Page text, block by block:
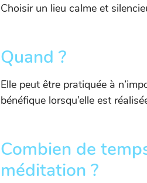
Choisir un lieu calme et
Quand ?
Elle peut être pratiquée à
bénéfique lorsqu’elle est
Combien de
méditation ?